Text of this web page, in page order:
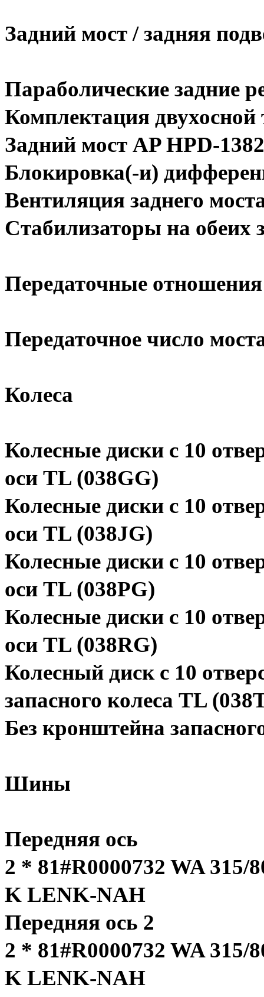
Задний мост / задняя
Параболические задние
Комплектация двухосной
Задний мост AP HPD-
Блокировка(-и)
Вентиляция заднего
Стабилизаторы на обеих
Передаточные отношения
Передаточное число
Колеса
Колесные диски с 10
оси ТL (038GG)
Колесные диски с 10
оси ТL (038JG)
Колесные диски с 10
оси TL (038PG)
Колесные диски с 10
оси ТL (038RG)
Колесный диск с 10
запасного колеса TL
Без кронштейна
Шины
Передняя ось
2 * 81#R0000732 WA
K LENK-NAH
Передняя ось 2
2 * 81#R0000732 WA
K LENK-NAH